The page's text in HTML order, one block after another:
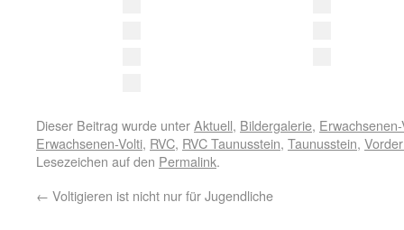
Dieser Beitrag wurde unterAktuell, Bildergalerie,
Erwachsenen-Volti, RVC, RVC Taunusstein, Taunusstein,
Lesezeichen auf den Permalink.
← Voltigieren ist nicht nur für Jugendliche